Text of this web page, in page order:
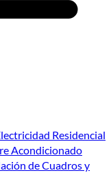
Residencial
Acondicionado
de Cuadros y